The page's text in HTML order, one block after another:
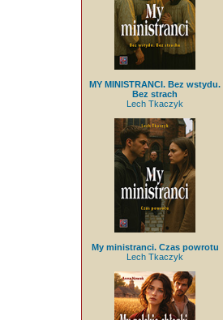
MY MINISTRANCI. Bez wstydu.
Bez strach
Lech Tkaczyk
My ministranci. Czas powrotu
Lech Tkaczyk